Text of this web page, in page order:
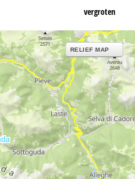
vergroten
RELIEF MAP